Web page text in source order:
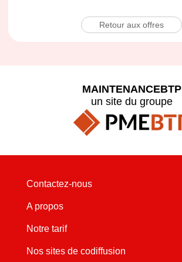
Retour aux offres
MAINTENANCEBTP
un site du groupe
Contactez-nous
A propos
Notre tarif
Nos sites de codiffusion